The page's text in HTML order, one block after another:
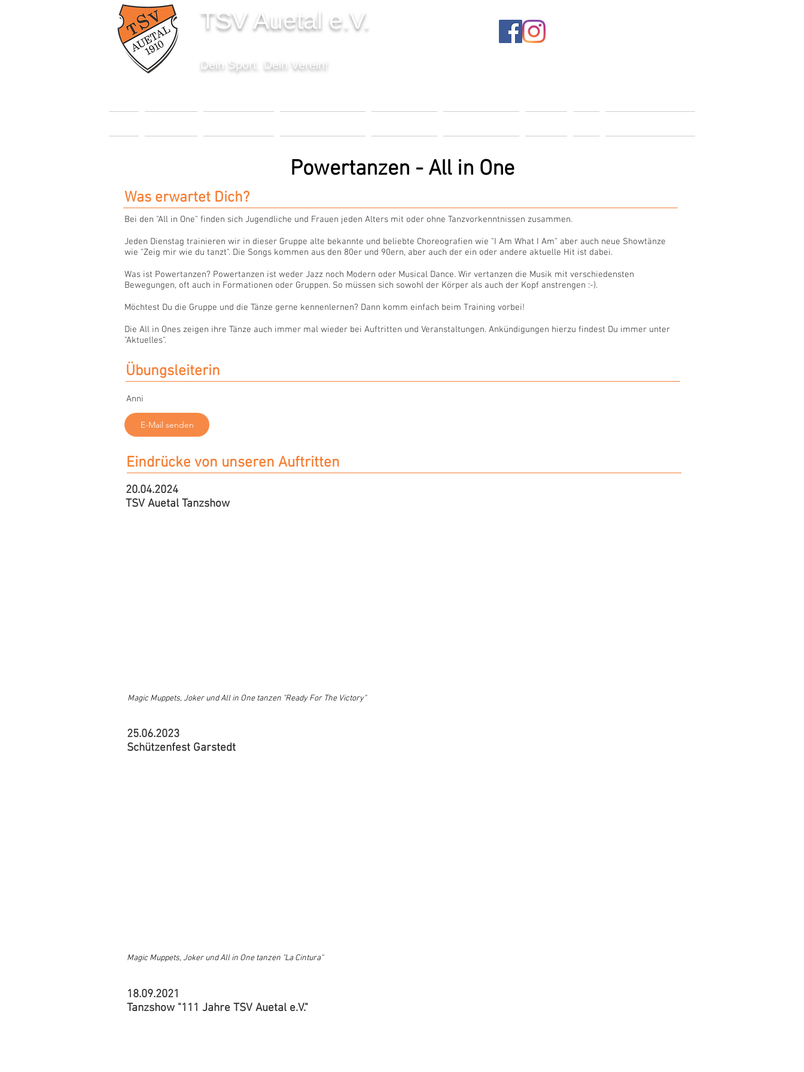
TSV Auetal e.V.
Dein Sport. Dein Verein!
Powertanzen - All in One
Was erwartet Dich?
Bei den "All in One" finden sich Jugendliche und Frauen jeden Alters mit oder ohne Tanzvorkenntnissen zusammen.
Jeden Dienstag trainieren wir in dieser Gruppe alte bekannte und beliebte Choreografien wie "I Am What I Am" aber auch neue Showtänze
wie "Zeig mir wie du tanzt". Die Songs kommen aus den 80er und 90ern, aber auch der ein oder andere aktuelle Hit ist dabei.
Was ist Powertanzen? Powertanzen ist weder Jazz noch Modern oder Musical Dance. Wir vertanzen die Musik mit verschiedensten
Bewegungen, oft auch in Formationen oder Gruppen. So müssen sich sowohl der Körper als auch der Kopf anstrengen :-).
Möchtest Du die Gruppe und die Tänze gerne kennenlernen? Dann komm einfach beim Training vorbei!
Die All in Ones zeigen ihre Tänze auch immer mal wieder bei Auftritten und Veranstaltungen. Ankündigungen hierzu findest Du immer unter
"Aktuelles".
Übungsleiterin
Anni
E-Mail senden
Eindrücke von unseren Auftritten
20.04.2024
TSV Auetal Tanzshow
Magic Muppets, Joker und All in One tanzen "Ready For The Victory"
25.06.2023
Schützenfest Garstedt
Magic Muppets, Joker und All in One tanzen "La Cintura"
18.09.2021
Tanzshow "111 Jahre TSV Auetal e.V."